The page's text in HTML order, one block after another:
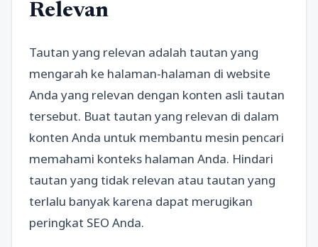
Relevan
Tautan yang relevan adalah tautan yang
mengarah ke halaman-halaman di website
Anda yang relevan dengan konten asli tautan
tersebut. Buat tautan yang relevan di dalam
konten Anda untuk membantu mesin pencari
memahami konteks halaman Anda. Hindari
tautan yang tidak relevan atau tautan yang
terlalu banyak karena dapat merugikan
peringkat SEO Anda.